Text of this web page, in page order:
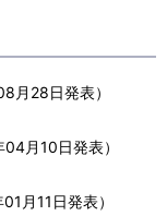
月28日発表）
04月10日発表）
01月11日発表）